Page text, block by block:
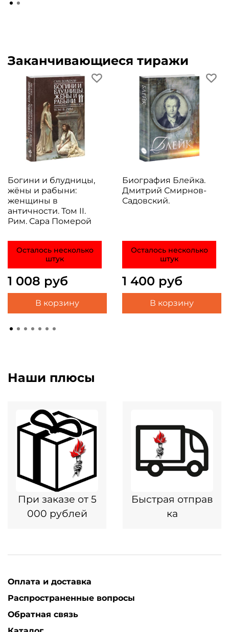
Заканчивающиеся тиражи
Богини и блудницы,
жёны и рабыни:
женщины в
античности. Том II.
Рим. Сара Померой
Осталось несколько
штук
1 008 руб
В корзину
Биография Блейка.
Дмитрий Смирнов-
Садовский.
Осталось несколько
штук
1 400 руб
В корзину
Наши плюсы
При заказе от 5
000 рублей
Быстрая отправ
ка
Оплата и доставка
Распространенные вопросы
Обратная связь